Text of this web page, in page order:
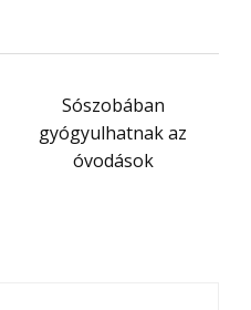
Sószobában
gyógyulhatnak az
óvodások